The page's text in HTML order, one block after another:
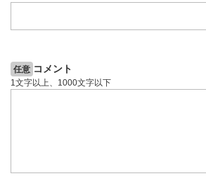
任意 コメント
1文字以上、1000文字以下